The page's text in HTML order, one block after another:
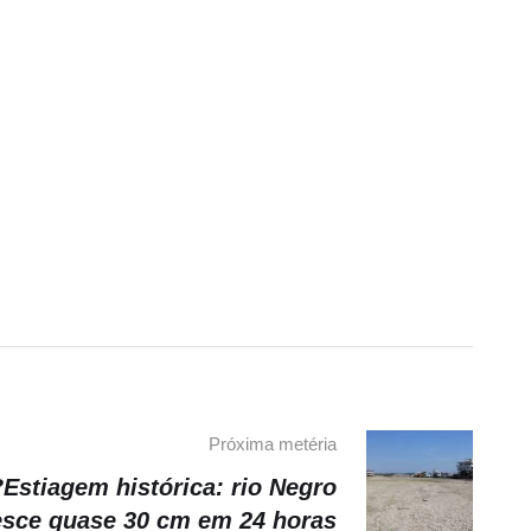
Próxima metéria
histórica: rio Negro
quase 30 cm em 24 horas